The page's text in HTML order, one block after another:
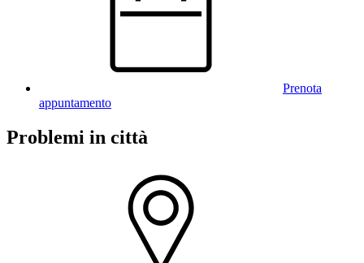
Prenota
appuntamento
Problemi in città